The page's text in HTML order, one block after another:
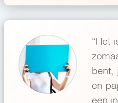
“Het
bent,
en
een